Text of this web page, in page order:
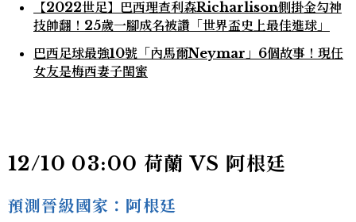
【2022世足】巴西理查利森Richarlison側掛金勾神
技帥翻！25歲一腳成名被讚「世界盃史上最佳進球」
巴西足球最強10號「內馬爾Neymar」6個故事！現任
女友是梅西妻子閨蜜
12/10 03:00 荷蘭 VS 阿根廷
預測晉級國家：阿根廷